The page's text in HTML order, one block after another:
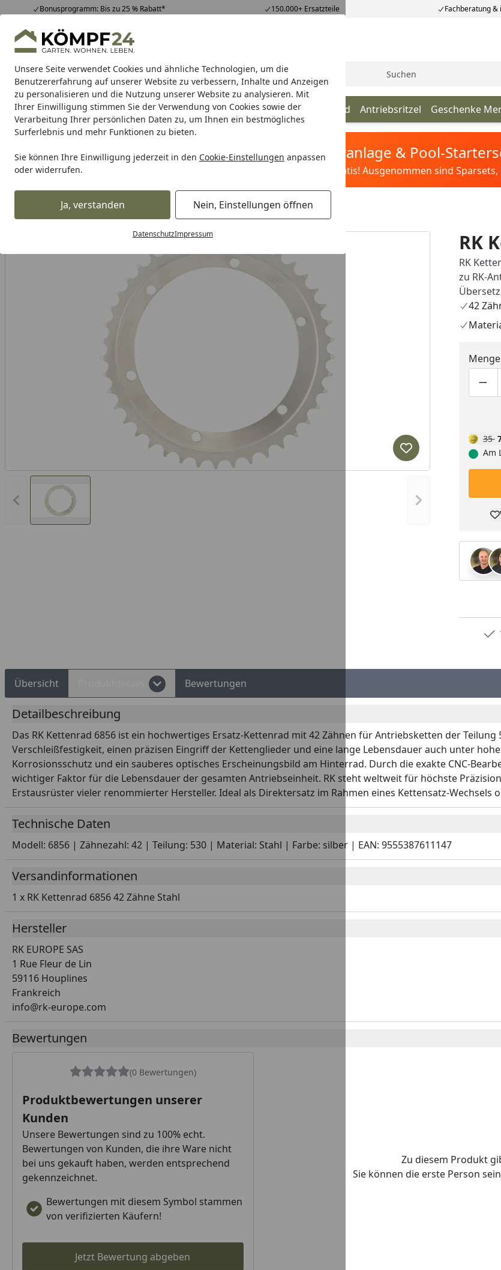
Unsere Seite verwendet Cookies und ähnliche Technologien, um die
Benutzererfahrung auf unserer Website zu verbessern, Inhalte und Anzeigen
zu personalisieren und die Nutzung unserer Website zu analysieren. Mit
Ihrer Einwilligung stimmen Sie der Verwendung von Cookies sowie der
Verarbeitung Ihrer persönlichen Daten zu, um Ihnen ein bestmögliches
Surferlebnis und mehr Funktionen zu bieten.
Sie können Ihre Einwilligung jederzeit in den Cookie-Einstellungen anpassen
oder widerrufen.
Ja, verstanden Nein, Einstellungen öffnen
DatenschutzImpressum
Bonusprogramm: Bis zu 25 % Rabatt* 150.000+ Ersatzteile Fachberatung
Hotline07051 / 9 22 22
Mo-Fr. 8-16 Uhr 25.948 Bewertungen
Alle Produkte
Alle ProdukteHighlights Tipps & Tricks Suche
RK Motorradkette Kettenschlösser Kettensatz Kette Kettenrad Antriebsritzel Geschenke
Karibu Pools inkl. gratis Sandfilteranlage & Pool-
Dein Traumpool im Sorglos-Paket: Filter&Pflege gratis! Ausgenommen sind
Rk Kettenrad RK Kettenrad 6856 42 Zähne
Vorheriges Bild anzeigen Nächstes Bild
Produkt zur
RK
RK
zu RK-
42
Menge
35
Am
Übersicht Bewertungen
Detailbeschreibung
Das RK Kettenrad 6856 ist ein hochwertiges Ersatz-Kettenrad mit 42 Zähnen für Antriebsketten der
Verschleißfestigkeit, einen präzisen Eingriff der Kettenglieder und eine lange Lebensdauer auch unter
Korrosionsschutz und ein sauberes optisches Erscheinungsbild am Hinterrad. Durch die exakte CNC-
wichtiger Faktor für die Lebensdauer der gesamten Antriebseinheit. RK steht weltweit für höchste
Erstausrüster vieler renommierter Hersteller. Ideal als Direktersatz im Rahmen eines Kettensatz-Wechsels
Technische Daten
Modell: 6856 | Zähnezahl: 42 | Teilung: 530 | Material: Stahl | Farbe: silber | EAN: 9555387611147
Versandinformationen
1 x RK Kettenrad 6856 42 Zähne Stahl
Hersteller
RK EUROPE SAS
1 Rue Fleur de Lin
59116 Houplines
Frankreich
info@rk-europe.com
Bewertungen
(0 Bewertungen)
Produktbewertungen unserer
Kunden
Unsere Bewertungen sind zu 100% echt.
Bewertungen von Kunden, die ihre Ware nicht
bei uns gekauft haben, werden entsprechend
gekennzeichnet.
Bewertungen mit diesem Symbol stammen
von verifizierten Käufern!
Jetzt Bewertung abgeben
Zu diesem Produkt
Sie können die erste Person